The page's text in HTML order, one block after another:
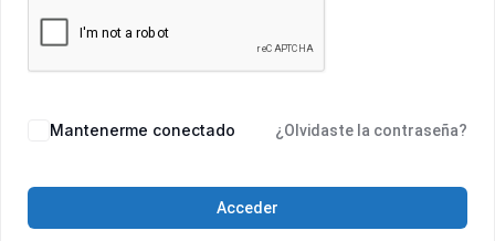
Mantenerme conectado ¿Olvidaste la contraseña?
Acceder